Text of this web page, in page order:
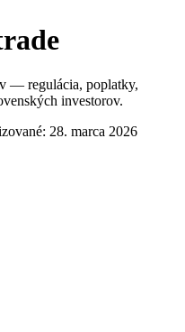
— regulácia, poplatky,
investorov.
28. marca 2026